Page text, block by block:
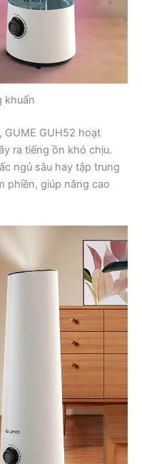
khuẩn
GUH52 hoạt
ra tiếng ồn khó chịu.
ngủ sâu hay tập trung
phiền, giúp nâng cao